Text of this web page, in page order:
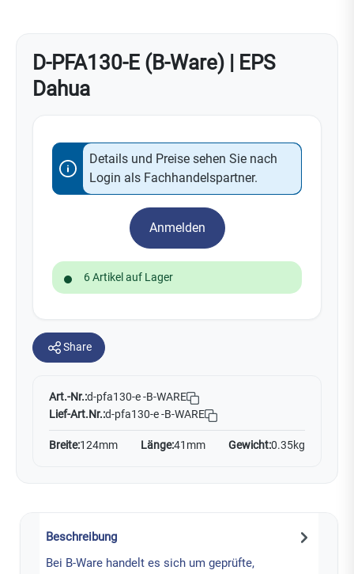
D-PFA130-E (B-Ware) | EPS
Dahua
Details und Preise sehen Sie nach
Login als Fachhandelspartner.
Anmelden
6 Artikel auf Lager
Share
Art.-Nr.:d-pfa130-e -B-WARE
Lief-Art.Nr.:d-pfa130-e -B-WARE
Breite:124mm Länge:41mm Gewicht:0.35kg
Beschreibung
Bei B-Ware handelt es sich um geprüfte,